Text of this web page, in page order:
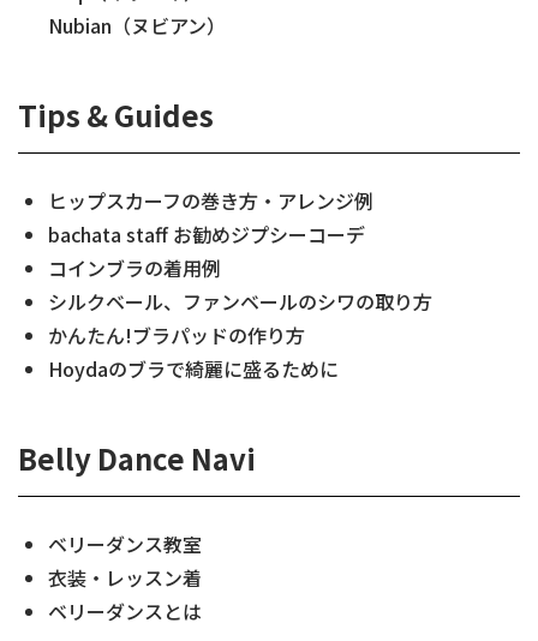
Nubian（ヌビアン）
Tips & Guides
ヒップスカーフの巻き方・アレンジ例
bachata staff お勧めジプシーコーデ
コインブラの着用例
シルクベール、ファンベールのシワの取り方
かんたん!ブラパッドの作り方
Hoydaのブラで綺麗に盛るために
Belly Dance Navi
ベリーダンス教室
衣装・レッスン着
ベリーダンスとは